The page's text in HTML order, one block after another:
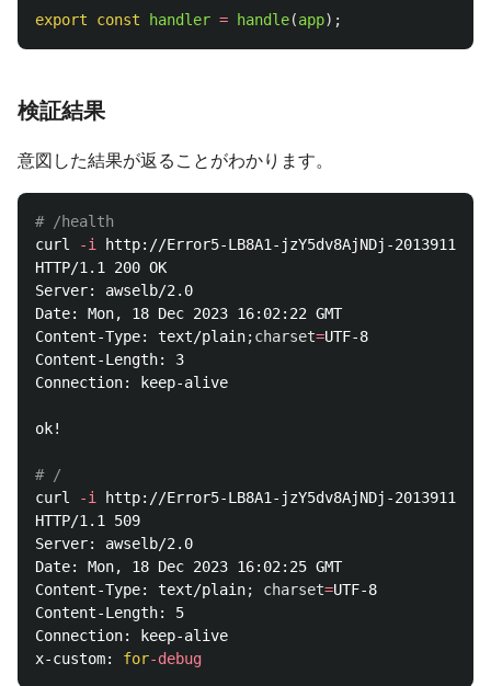
export const handler = handle(app);
検証結果
意図した結果が返ることがわかります。
# /health
curl
-i
http://Error5-LB8A1-jzY5dv8AjNDj-
HTTP/1.1 200 OK
Server: awselb/2.0
Date: Mon, 18 Dec 2023 16:02:22 GMT
Content-Type: text/plain;charset=UTF-8
Content-Length: 3
Connection: keep-alive
ok!
# /
curl
-i
http://Error5-LB8A1-jzY5dv8AjNDj-
HTTP/1.1 509
Server: awselb/2.0
Date: Mon, 18 Dec 2023 16:02:25 GMT
Content-Type: text/plain; charset=UTF-8
Content-Length: 5
Connection: keep-alive
x-custom: for-debug